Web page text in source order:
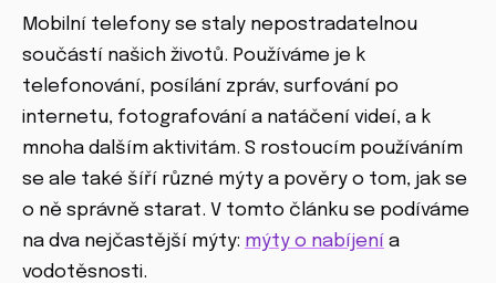
Mobilní telefony se staly nepostradatelnou
součástí našich životů. Používáme je k
telefonování, posílání zpráv, surfování po
internetu, fotografování a natáčení videí, a k
mnoha dalším aktivitám. S rostoucím používáním
se ale také šíří různé mýty a pověry o tom, jak se
o ně správně starat. V tomto článku se podíváme
na dva nejčastější mýty: mýty o nabíjení a
vodotěsnosti.